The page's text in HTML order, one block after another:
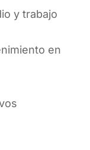
y trabajo
en